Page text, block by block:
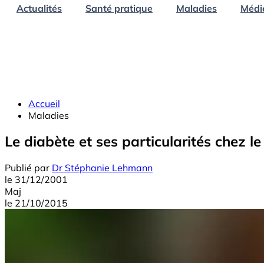
Actualités
Santé pratique Maladies
Accueil
Maladies
Le diabète et ses particularités chez
Publié par Dr Stéphanie Lehmann
le 31/12/2001
Maj
le 21/10/2015